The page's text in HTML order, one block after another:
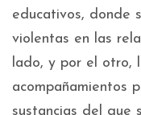
educativos, donde
violentas en las
lado, y por el otro,
acompañamientos
sustancias del que